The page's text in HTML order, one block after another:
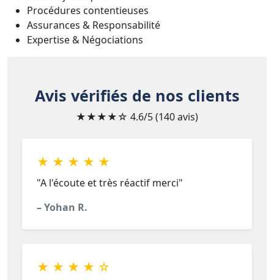
Procédures contentieuses
Assurances & Responsabilité
Expertise & Négociations
Avis vérifiés de nos clients
★★★★☆ 4.6/5 (140 avis)
★ ★ ★ ★ ★
"A l'écoute et très réactif merci"
– Yohan R.
★ ★ ★ ★ ☆